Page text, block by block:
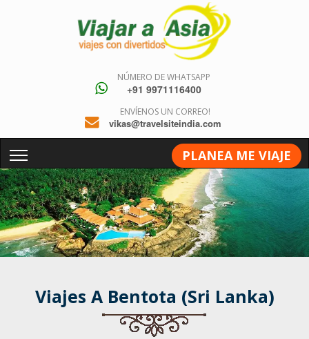
NÚMERO DE WHATSAPP
+91 9971116400
ENVÍENOS UN CORREO!
vikas@travelsiteindia.com
PLANEA ME VIAJE
Viajes A Bentota (Sri Lanka)